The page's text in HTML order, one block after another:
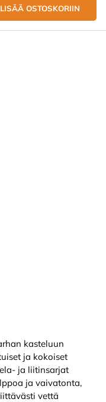
LISÄÄ OSTOSKORIIN
kasteluun
ja kokoiset
ja liitinsarjat
ja vaivatonta,
vettä